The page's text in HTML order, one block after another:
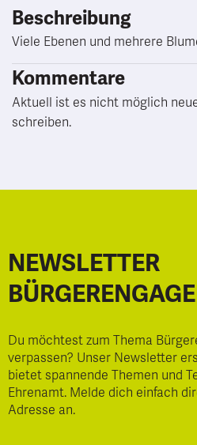
Beschreibung
Viele Ebenen und mehrere
Kommentare
Aktuell ist es nicht möglich
schreiben.
NEWSLETTER
Du möchtest zum Thema
verpassen? Unser Newsletter
bietet spannende Themen und
Ehrenamt. Melde dich einfach
Adresse an.